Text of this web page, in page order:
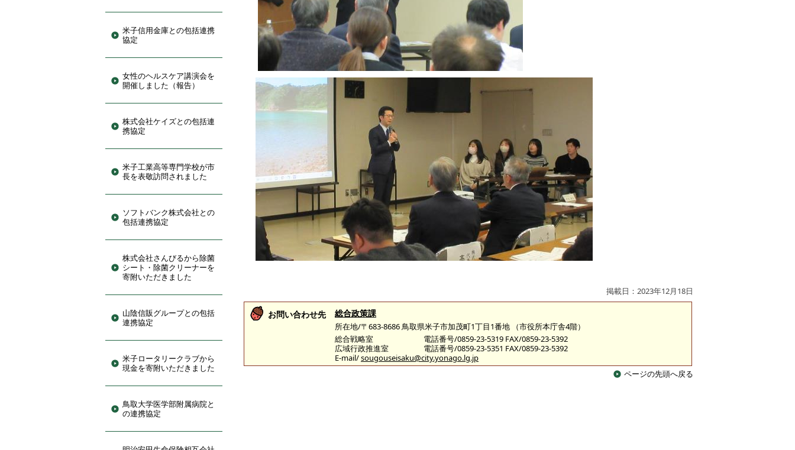
米子信用金庫との包括連携
協定
女性のヘルスケア講演会を
開催しました（報告）
株式会社ケイズとの包括連
携協定
米子工業高等専門学校が市
長を表敬訪問されました
ソフトバンク株式会社との
包括連携協定
株式会社さんびるから除菌
シート・除菌クリーナーを
寄附いただきました
山陰信販グループとの包括
連携協定
米子ロータリークラブから
現金を寄附いただきました
鳥取大学医学部附属病院と
の連携協定
掲載日：2023年12月18日
お問い合わせ先 総合政策課
所在地/〒683-8686 鳥取県米子市加茂町1丁目1番地 （市役所本庁舎4階）
総合戦略室
電話番号/0859-23-5319 FAX/0859-23-5392
広域行政推進室
電話番号/0859-23-5351 FAX/0859-23-5392
E-mail/sougouseisaku@city.yonago.lg.jp
ページの先頭へ戻る